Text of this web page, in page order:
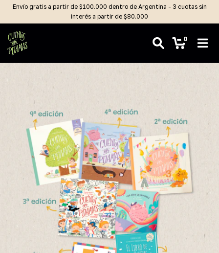
Envío gratis a partir de $100.000 dentro de Argentina - 3 cuotas sin
interés a partir de $80.000
0